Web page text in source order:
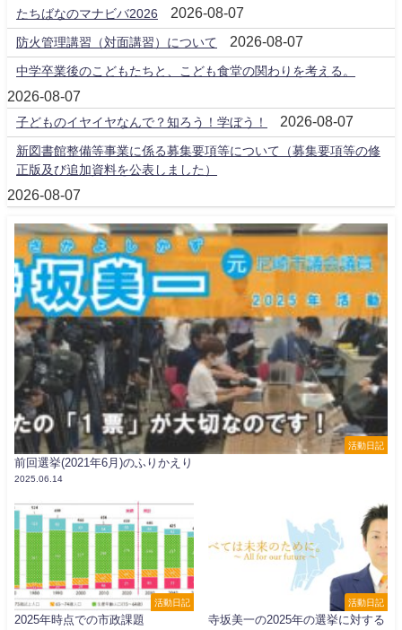
たちばなのマナビバ2026 2026-08-07
防火管理講習（対面講習）について 2026-08-07
中学卒業後のこどもたちと、こども食堂の関わりを考える。
2026-08-07
子どものイヤイヤなんで？知ろう！学ぼう！ 2026-08-07
新図書館整備等事業に係る募集要項等について（募集要項等の修
正版及び追加資料を公表しました）
2026-08-07
活動日記
前回選挙(2021年6月)のふりかえり
2025.06.14
活動日記
2025年時点での市政課題
活動日記
寺坂美一の2025年の選挙に対する